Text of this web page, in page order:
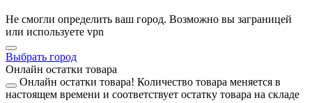
Не смогли определить ваш город. Возможно вы заграницей
или используете vpn
Выбрать город
Онлайн остатки товара
Онлайн остатки товара! Количество товара меняется в
настоящем времени и соответствует остатку товара на складе